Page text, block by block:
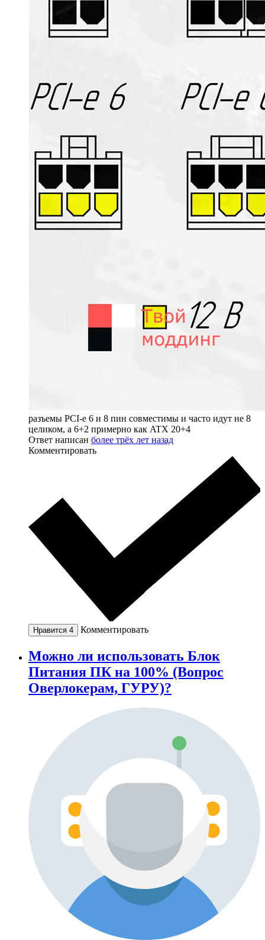
разъемы PCI-e 6 и 8 пин совместимы и часто идут не 8
целиком, а 6+2 примерно как ATX 20+4
Ответ написан более трёх лет назад
Комментировать
Нравится 4 Комментировать
Можно ли использовать Блок
Питания ПК на 100% (Вопрос
Оверлокерам, ГУРУ)?